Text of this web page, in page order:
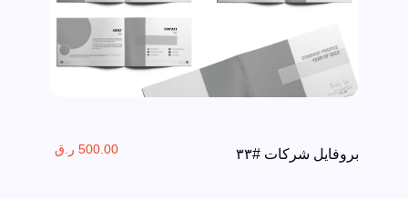
بروفايل شركات #٣٣ 500.00 ر.ق